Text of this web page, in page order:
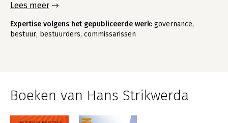
Lees meer
Expertise volgens het gepubliceerde werk: governance,
bestuur, bestuurders, commissarissen
Boeken van Hans Strikwerda